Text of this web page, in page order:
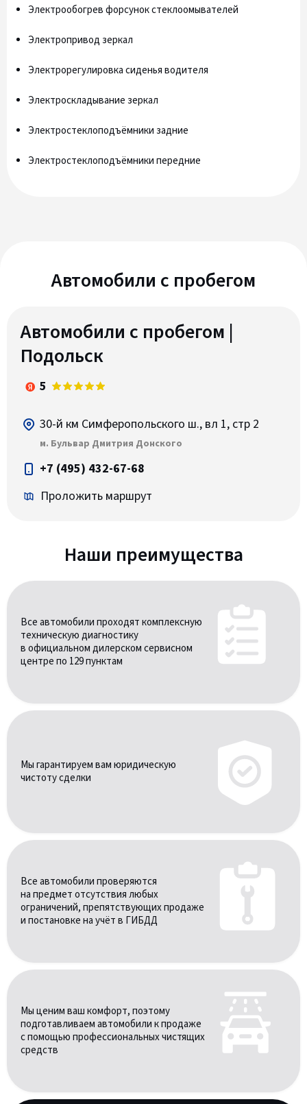
Электрообогрев форсунок стеклоомывателей
Электропривод зеркал
Электрорегулировка сиденья водителя
Электроскладывание зеркал
Электростеклоподъёмники задние
Электростеклоподъёмники передние
Автомобили c пробегом
Автомобили с пробегом |
Подольск
5
30-й км Симферопольского ш., вл 1, стр 2
м. Бульвар Дмитрия Донского
+7 (495) 432-67-68
Проложить маршрут
Наши преимущества
Все автомобили проходят комплексную
техническую диагностику
в официальном дилерском сервисном
центре по 129 пунктам
Мы гарантируем вам юридическую
чистоту сделки
Все автомобили проверяются
на предмет отсутствия любых
ограничений, препятствующих продаже
и постановке на учёт в ГИБДД
Мы ценим ваш комфорт, поэтому
подготавливаем автомобили к продаже
с помощью профессиональных чистящих
средств